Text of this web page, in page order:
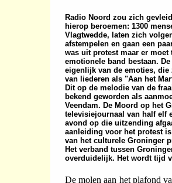
Radio Noord zou zich
hierop beroemen: 1300
Vlagtwedde, laten zich
afstempelen en gaan een
was uit protest maar er
emotionele band bestaan.
eigenlijk van de emoties,
van liederen als "Aan het
Dit op de melodie van de
bekend geworden als
Veendam. De Moord op het
televisiejournaal van half elf
avond op die uitzending
aanleiding voor het protest
van het culturele Groninger
Het verband tussen
overduidelijk. Het wordt tijd
De molen aan het plafond